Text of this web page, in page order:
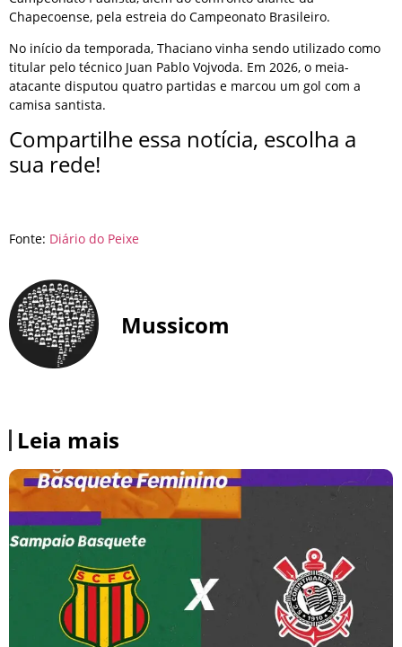
Chapecoense, pela estreia do Campeonato Brasileiro.
No início da temporada, Thaciano vinha sendo utilizado como
titular pelo técnico Juan Pablo Vojvoda. Em 2026, o meia-
atacante disputou quatro partidas e marcou um gol com a
camisa santista.
Compartilhe essa notícia, escolha a
sua rede!
Fonte: Diário do Peixe
Mussicom
Leia mais